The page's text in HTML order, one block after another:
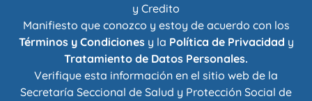
y Credito
Manifiesto que conozco y estoy de acuerdo con los
Términos y Condicionesy la Política de Privacidad y
Tratamiento de Datos Personales.
Verifique esta información en el sitio web de la
Secretaría Seccional de Salud y Protección Social de